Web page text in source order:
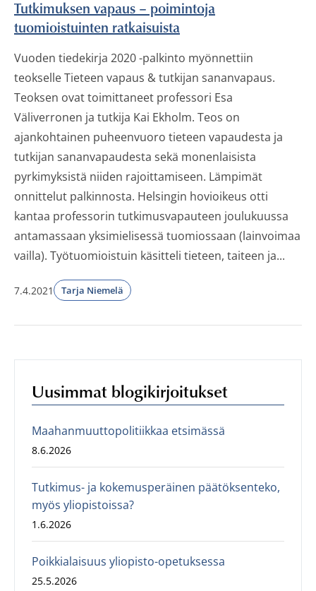
Tutkimuksen vapaus – poimintoja
tuomioistuinten ratkaisuista
Vuoden tiedekirja 2020 -palkinto myönnettiin
teokselle Tieteen vapaus & tutkijan sananvapaus.
Teoksen ovat toimittaneet professori Esa
Väliverronen ja tutkija Kai Ekholm. Teos on
ajankohtainen puheenvuoro tieteen vapaudesta ja
tutkijan sananvapaudesta sekä monenlaisista
pyrkimyksistä niiden rajoittamiseen. Lämpimät
onnittelut palkinnosta. Helsingin hovioikeus otti
kantaa professorin tutkimusvapauteen joulukuussa
antamassaan yksimielisessä tuomiossaan (lainvoimaa
vailla). Työtuomioistuin käsitteli tieteen, taiteen ja...
7.4.2021 Tarja Niemelä
Uusimmat blogikirjoitukset
Maahanmuuttopolitiikkaa etsimässä
8.6.2026
Tutkimus- ja kokemusperäinen päätöksenteko,
myös yliopistoissa?
1.6.2026
Poikkialaisuus yliopisto-opetuksessa
25.5.2026